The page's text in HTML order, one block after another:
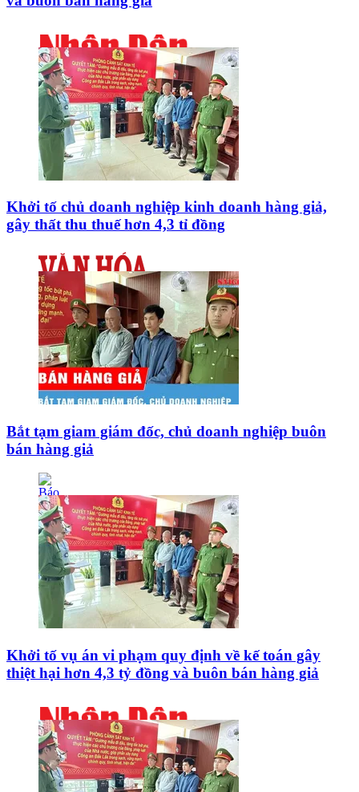
Khởi tố chủ doanh nghiệp kinh doanh hàng giả,
gây thất thu thuế hơn 4,3 tỉ đồng
Bắt tạm giam giám đốc, chủ doanh nghiệp buôn
bán hàng giả
Khởi tố vụ án vi phạm quy định về kế toán gây
thiệt hại hơn 4,3 tỷ đồng và buôn bán hàng giả